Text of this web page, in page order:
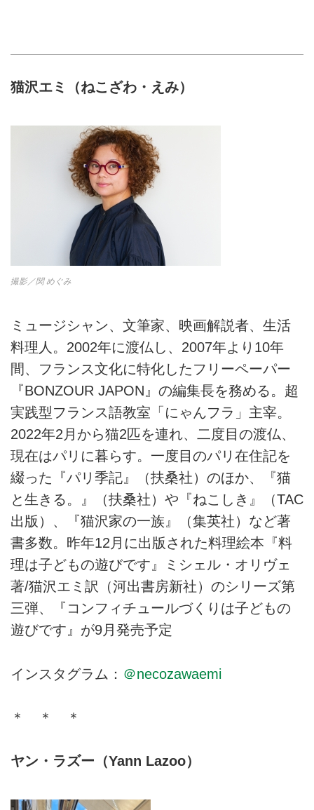
猫沢エミ（ねこざわ・えみ）
撮影／関 めぐみ
ミュージシャン、文筆家、映画解説者、生活
料理人。2002年に渡仏し、2007年より10年
間、フランス文化に特化したフリーペーパー
『BONZOUR JAPON』の編集長を務める。超
実践型フランス語教室「にゃんフラ」主宰。
2022年2月から猫2匹を連れ、二度目の渡仏、
現在はパリに暮らす。一度目のパリ在住記を
綴った『パリ季記』（扶桑社）のほか、『猫
と生きる。』（扶桑社）や『ねこしき』（TAC
出版）、『猫沢家の一族』（集英社）など著
書多数。昨年12月に出版された料理絵本『料
理は子どもの遊びです』ミシェル・オリヴェ
著/猫沢エミ訳（河出書房新社）のシリーズ第
三弾、『コンフィチュールづくりは子どもの
遊びです』が9月発売予定
インスタグラム： ＠necozawaemi
＊ ＊ ＊
ヤン・ラズー（Yann Lazoo）